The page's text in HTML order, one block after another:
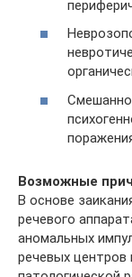
Возможные
В основе
речевого
аномальных
речевых центров